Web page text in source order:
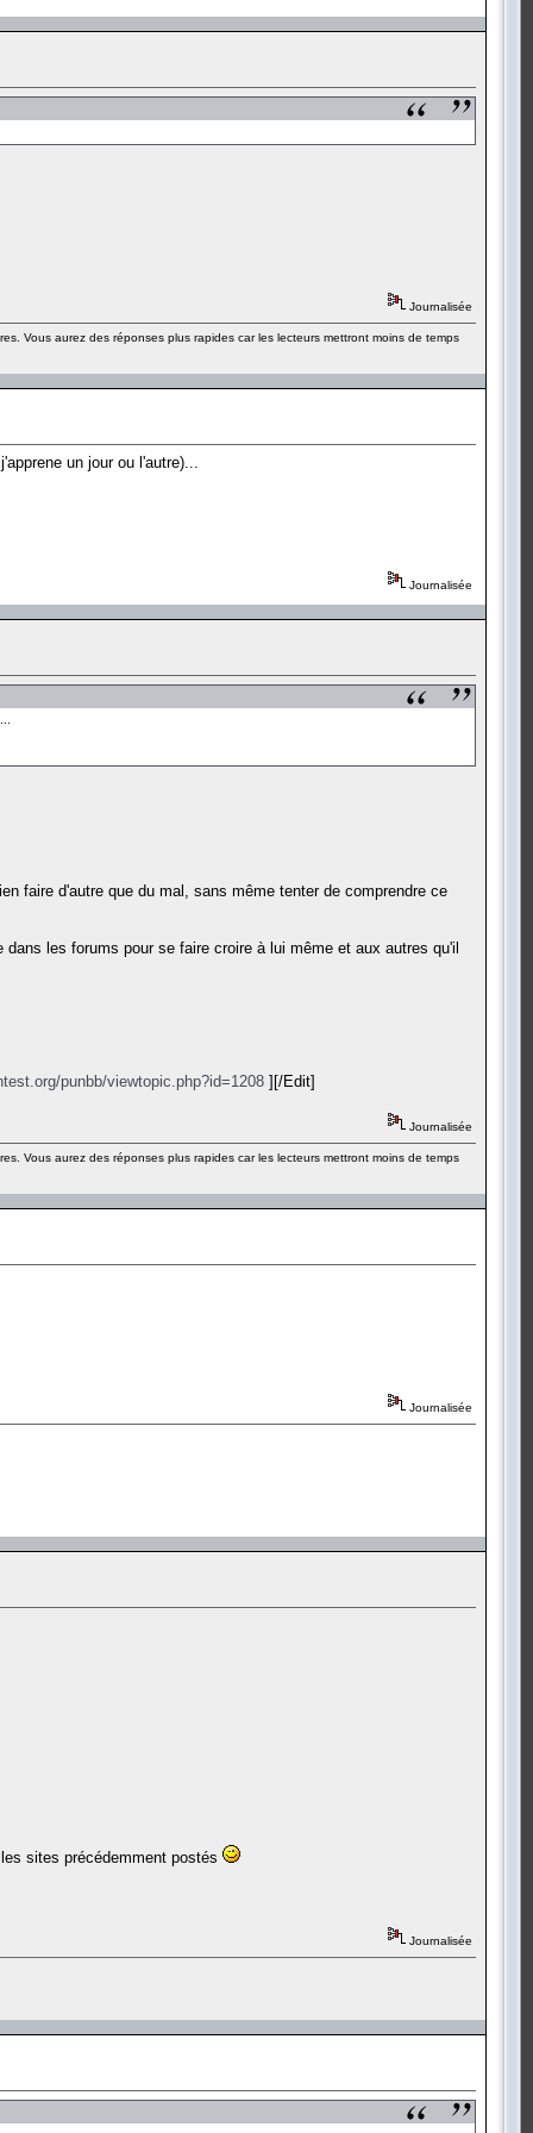
Journalisée
Vous aurez des réponses plus rapides car les lecteurs mettront moins de temps
un jour ou l'autre)...
Journalisée
faire d'autre que du mal, sans même tenter de comprendre ce
les forums pour se faire croire à lui même et aux autres qu'il
punbb/viewtopic.php?id=1208 ][/Edit]
Journalisée
Vous aurez des réponses plus rapides car les lecteurs mettront moins de temps
Journalisée
sites précédemment postés
Journalisée